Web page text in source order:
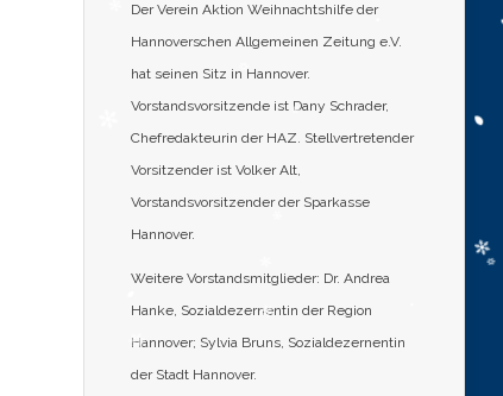
Der Verein Aktion Weihnachtshilfe der
Hannoverschen Allgemeinen Zeitung e.V.
hat seinen Sitz in Hannover.
Vorstandsvorsitzende ist Dany Schrader,
Chefredakteurin der HAZ. Stellvertretender
Vorsitzender ist Volker Alt,
Vorstandsvorsitzender der Sparkasse
Hannover.
Weitere Vorstandsmitglieder: Dr. Andrea
Hanke, Sozialdezernentin der Region
Hannover; Sylvia Bruns, Sozialdezernentin
der Stadt Hannover.